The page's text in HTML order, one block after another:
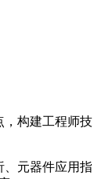
，构建工程师技
、元器件应用指